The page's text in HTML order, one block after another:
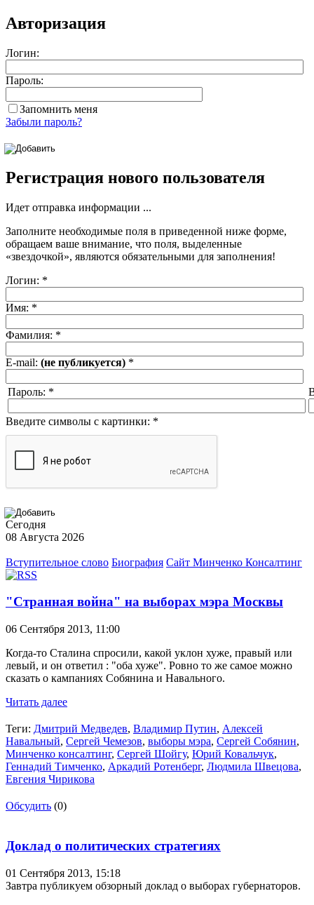
Авторизация
Логин:
Пароль:
Запомнить меня
Забыли пароль?
Регистрация нового пользователя
Идет отправка информации ...
Заполните необходимые поля в приведенной ниже форме,
обращаем ваше внимание, что поля, выделенные
«звездочкой», являются обязательными для заполнения!
Логин: *
Имя: *
Фамилия: *
E-mail: (не публикуется) *
Пароль: *
Введите символы с картинки: *
Сегодня
08 Августа 2026
Вступительное слово Биография Сайт Минченко Консалтинг
"Странная война" на выборах мэра Москвы
06 Сентября 2013, 11:00
Когда-то Сталина спросили, какой уклон хуже, правый или
левый, и он ответил : "оба хуже". Ровно то же самое можно
сказать о кампаниях Собянина и Навального.
Читать далее
Теги: Дмитрий Медведев, Владимир Путин, Алексей
Навальный, Сергей Чемезов, выборы мэра, Сергей Собянин,
Минченко консалтинг, Сергей Шойгу, Юрий Ковальчук,
Геннадий Тимченко, Аркадий Ротенберг, Людмила Швецова,
Евгения Чирикова
Обсудить (0)
Доклад о политических стратегиях
01 Сентября 2013, 15:18
Завтра публикуем обзорный доклад о выборах губернаторов.